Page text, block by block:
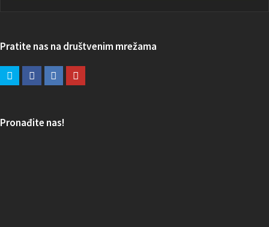
Pratite nas na društvenim mrežama
Pronađite nas!